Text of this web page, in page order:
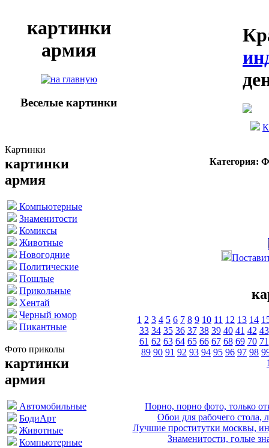
картинки
армия
Веселые картинки
Картинки
картинки
армия
Компьютерные
Знаменитости
Комиксы
Животные
Новогодние
Политические
Пошлые
Прикольные
Хентай
Черный юмор
Пикантные
Фото приколы
картинки
армия
Автомобильные
БодиАрт
Животные
Компьютерные
Категория:
1 2 3 4 5 6 7 8 9 10 11 12 13 14
33 34 35 36 37 38 39 40 41 42 43
61 62 63 64 65 66 67 68 69 70 71
89 90 91 92 93 94 95 96 97 98
Порно, порно фото, только
Обои для рабочего стола,
Лучшие проститутки москвы,
Знаменитости, голые